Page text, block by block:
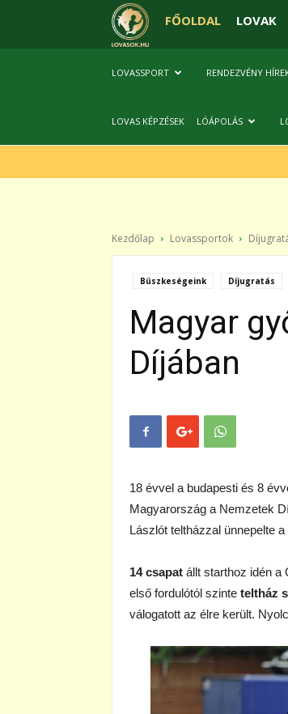
FŐOLDAL LOVAK
LOVASSPORT RENDEZVÉNY
LOVAS KÉPZÉSEK LÓÁPOLÁS
Kezdőlap Lovassportok
Büszkeségeink Díjugratás
Magyar
Díjában
18 évvel a budapesti és 8
Magyarország a Nemzetek
Lászlót teltházzal ünnepelte
14 csapat állt starthoz idén a
első fordulótól szinte teltház
válogatott az élre került.